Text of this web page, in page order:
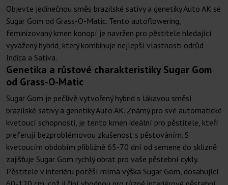
Objevte jedinečnou směs brazilské sativy a genetiky Auto AK se
Sugar Gom od Grass-O-Matic. Tento autoflowering,
feminizovaný kmen konopí je navržen pro pěstitele hledající
vyvážený hybrid, který kombinuje nejlepší vlastnosti odrůd
Indica a Sativa.
Genetika a růstové charakteristiky Sugar Gom
od Grass-O-Matic
Sugar Gom je pečlivě vytvořený hybrid s lákavou směsí
brazilské sativy a genetiky Auto AK. Známý pro své automatické
kvetoucí schopnosti, je tento kmen ideální pro pěstitele, kteří
preferují bezproblémovou zkušenost s pěstováním. S
kvetoucím obdobím přibližně 65-70 dní od semene do sklizně
zajišťuje Sugar Gom rychlý obrat pro vaše pěstební cykly.
Pěstitele v interiéru potěší mírná výška Sugar Gom, dosahující